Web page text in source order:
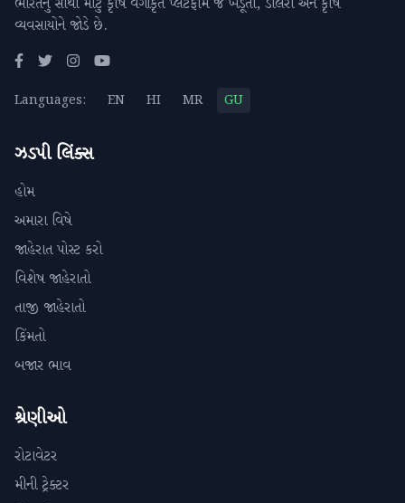
ભારતનું સૌથી મોટું કૃષિ વર્ગીકૃત પ્લેટફોર્મ જે ખેડૂતો, ડીલરો અને કૃષિ
વ્યવસાયોને જોડે છે.
Languages: EN HI MR GU
ઝડપી લિંક્સ
હોમ
અમારા વિષે
જાહેરાત પોસ્ટ કરો
વિશેષ જાહેરાતો
તાજી જાહેરાતો
કિંમતો
બજાર ભાવ
શ્રેણીઓ
રોટાવેટર
મીની ટ્રેક્ટર